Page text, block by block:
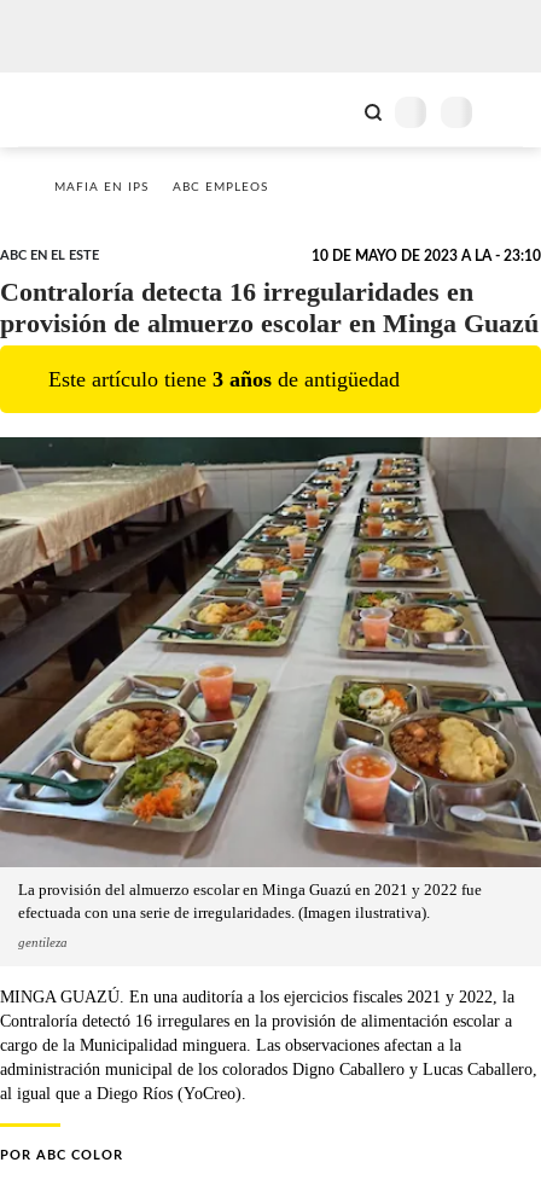
MAFIA EN IPS ABC EMPLEOS
ABC EN EL ESTE 10 DE MAYO DE 2023 A LA - 23:10
Contraloría detecta 16 irregularidades en
provisión de almuerzo escolar en Minga Guazú
Este artículo tiene 3 años de antigüedad
La provisión del almuerzo escolar en Minga Guazú en 2021 y 2022 fue
efectuada con una serie de irregularidades. (Imagen ilustrativa).
gentileza
MINGA GUAZÚ. En una auditoría a los ejercicios fiscales 2021 y 2022, la
Contraloría detectó 16 irregulares en la provisión de alimentación escolar a
cargo de la Municipalidad minguera. Las observaciones afectan a la
administración municipal de los colorados Digno Caballero y Lucas Caballero,
al igual que a Diego Ríos (YoCreo).
POR ABC COLOR